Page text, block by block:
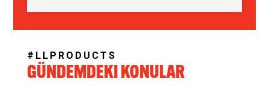
#LLPRODUCTS
GÜNDEMDEKI KONULAR